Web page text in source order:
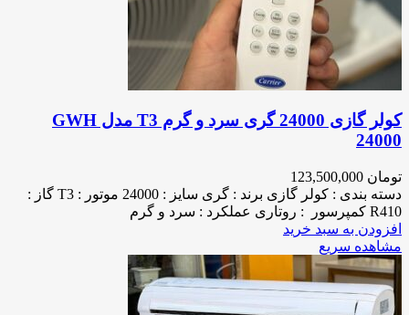
کولر گازی 24000 گری سرد و گرم T3 مدل GWH
24000
تومان
دسته بندی : کولر گازی برند : گری سایز : 24000 موتور : T3 گاز :
R410 کمپرسور : روتاری عملکرد : سرد و گرم
افزودن به سبد خرید
مشاهده سریع